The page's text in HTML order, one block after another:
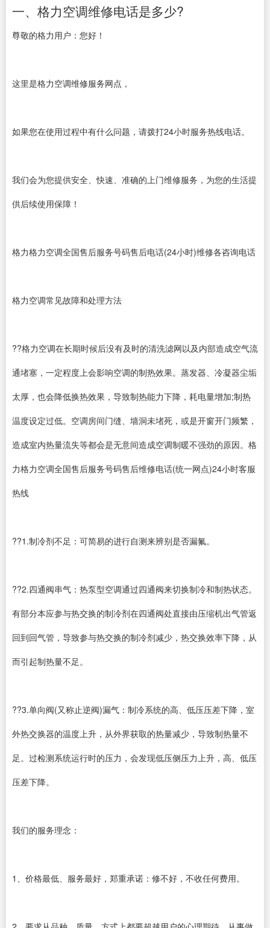
一、格力空调维修电话是多少?
尊敬的格力用户：您好！
这里是格力空调维修服务网点，
如果您在使用过程中有什么问题，请拨打24小时服务热线电话。
我们会为您提供安全、快速、准确的上门维修服务，为您的生活提
供后续使用保障！
格力格力空调全国售后服务号码售后电话(24小时)维修各咨询电话
格力空调常见故障和处理方法
??格力空调在长期时候后没有及时的清洗滤网以及内部造成空气流
通堵塞，一定程度上会影响空调的制热效果。蒸发器、冷凝器尘垢
太厚，也会降低换热效果，导致制热能力下降，耗电量增加;制热
温度设定过低。空调房间门缝、墙洞未堵死，或是开窗开门频繁，
造成室内热量流失等都会是无意间造成空调制暖不强劲的原因。格
力格力空调全国售后服务号码售后维修电话(统一网点)24小时客服
热线
??1.制冷剂不足：可简易的进行自测来辨别是否漏氟。
??2.四通阀串气：热泵型空调通过四通阀来切换制冷和制热状态。
有部分本应参与热交换的制冷剂在四通阀处直接由压缩机出气管返
回到回气管，导致参与热交换的制冷剂减少，热交换效率下降，从
而引起制热量不足。
??3.单向阀(又称止逆阀)漏气：制冷系统的高、低压压差下降，室
外热交换器的温度上升，从外界获取的热量减少，导致制热量不
足。过检测系统运行时的压力，会发现低压侧压力上升，高、低压
压差下降。
我们的服务理念：
1、价格最低、服务最好，郑重承诺：修不好，不收任何费用。